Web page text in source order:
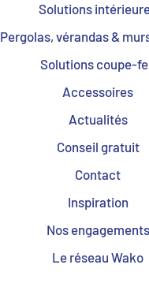
Solutions
Pergolas, vérandas &
Solutions coupe-
Accessoires
Actualités
Conseil gratuit
Contact
Inspiration
Nos engagements
Le réseau Wako